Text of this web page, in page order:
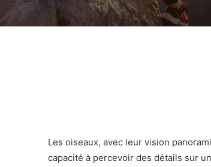
Les oiseaux, avec leur vision
capacité à percevoir des détails sur